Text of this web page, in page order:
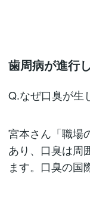
歯周病が進行
Q.なぜ口臭が生
宮本さん「職場
あり、口臭は周
ます。口臭の国